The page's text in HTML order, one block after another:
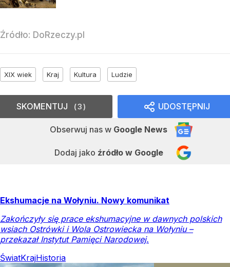
Źródło: DoRzeczy.pl
XIX wiek Kraj Kultura Ludzie
UDOSTĘPNIJ
Obserwuj nas w Google News
Dodaj jako źródło w Google
SKOMENTUJ 3
Ekshumacje na Wołyniu. Nowy komunikat
Zakończyły się prace ekshumacyjne w dawnych polskich
wsiach Ostrówki i Wola Ostrowiecka na Wołyniu –
przekazał Instytut Pamięci Narodowej.
ŚwiatKrajHistoria